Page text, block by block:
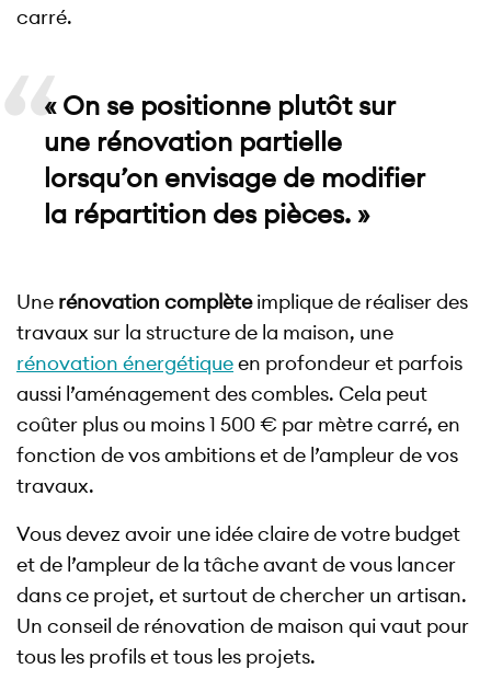
carré.
« On se positionne plutôt sur
une rénovation partielle
lorsqu’on envisage de modifier
la répartition des pièces. »
Une rénovation complèteimplique de réaliser des
travaux sur la structure de la maison, une
rénovation énergétiqueen profondeur et parfois
aussi l’aménagement des combles. Cela peut
coûter plus ou moins 1 500 € par mètre carré, en
fonction de vos ambitions et de l’ampleur de vos
travaux.
Vous devez avoir une idée claire de votre budget
et de l’ampleur de la tâche avant de vous lancer
dans ce projet, et surtout de chercher un artisan.
Un conseil de rénovation de maison qui vaut pour
tous les profils et tous les projets.